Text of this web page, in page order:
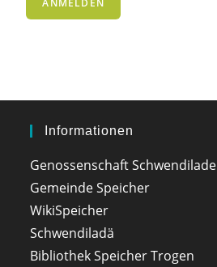
Informationen
Genossenschaft Schwendilade
Gemeinde Speicher
WikiSpeicher
Schwendiladä
Bibliothek Speicher Trogen